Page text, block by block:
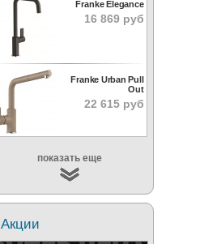
Franke Elegance
16 869 руб
Franke Urban Pull
Out
22 615 руб
показать еще
Акции